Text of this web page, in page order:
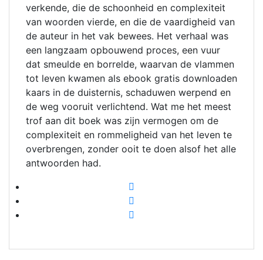
verkende, die de schoonheid en complexiteit
van woorden vierde, en die de vaardigheid van
de auteur in het vak bewees. Het verhaal was
een langzaam opbouwend proces, een vuur
dat smeulde en borrelde, waarvan de vlammen
tot leven kwamen als ebook gratis downloaden
kaars in de duisternis, schaduwen werpend en
de weg vooruit verlichtend. Wat me het meest
trof aan dit boek was zijn vermogen om de
complexiteit en rommeligheid van het leven te
overbrengen, zonder ooit te doen alsof het alle
antwoorden had.